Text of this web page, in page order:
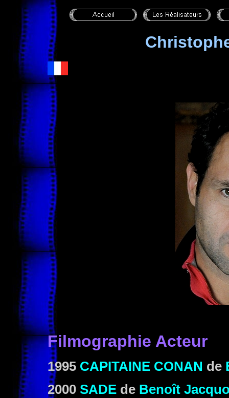
Filmographie Acteur
1995 CAPITAINE CONAN de
2000 SADE de Benoît